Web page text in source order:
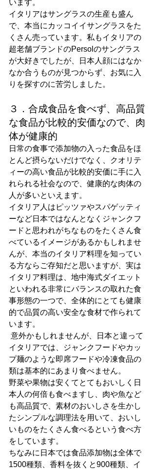
います。
イタリアはサングラスの生産も盛ん
で、本当にカッコイイサングラスをた
くさん売っています。私もイタリアの
超老舗ブランドのPersolのサングラス
が大好きでしたが、日本人顔にはなか
なか合うものが見つからず、お気に入
りを探すのに苦労しました。
３．合成食品を食べず、高品質
な食品が比較的安価なので、肉
体が健康的
日常の食事で添加物の入った食品をほ
とんど摂らないだけでなく、クオリテ
ィーの高い食品が比較的安価に手に入
れられる社会なので、健康的な肉体の
人が多いといえます。
イタリア人はピッツァやスパゲッティ
ーなど日本ではなんとなくジャンクフ
ードと思われがちなものをたくさん食
べているイメージがあるかもしれませ
んが、本当のイタリア料理を知ってい
る方ならご存知だと思いますが、実は
イタリア料理は、地中海式ダイエット
といわれる非常にバランスの取れた食
事形態の一つで、全体的にとても健康
的で品質の高い安全な食材で作られて
います。
イタリアでは、ジャンクフードやカッ
プ麺のような即席フードや冷凍食品の
類は基本的にあまり食べません。
野菜や果物は安くてとてもおいしく日
本人の何倍も食べますし、肉や魚など
も高品質で、素材のおいしさを生かし
たシンプルな調理法を用いて、おいし
いものをたくさん食べるという食べ方
をしています。
ちなみに日本では食品添加物は全体で
1500種類、香料を抜くと900種類、イ